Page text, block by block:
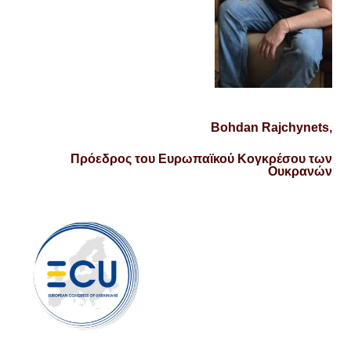
Bohdan Rajchynets,
Πρόεδρος του Ευρωπαϊκού Κογκρέσου των
Ουκρανών